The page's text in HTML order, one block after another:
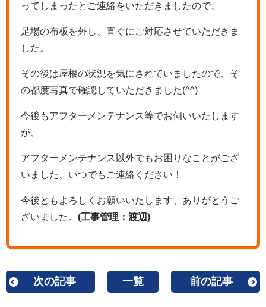
ってしまったとご連絡をいただきましたので、
足場の布板を外し、直ぐにご対応させていただきま
した。
その後は屋根の状況を気にされていましたので、そ
の都度写真で確認していただきました(^^)
今後もアフターメンテナンス等でお伺いいたします
が、
アフターメンテナンス以外でもお困りなことがござ
いました、いつでもご連絡ください！
今後ともよろしくお願いいたします、ありがとうご
ざいました。 (工事管理：渡辺)
次の記事 一覧 前の記事